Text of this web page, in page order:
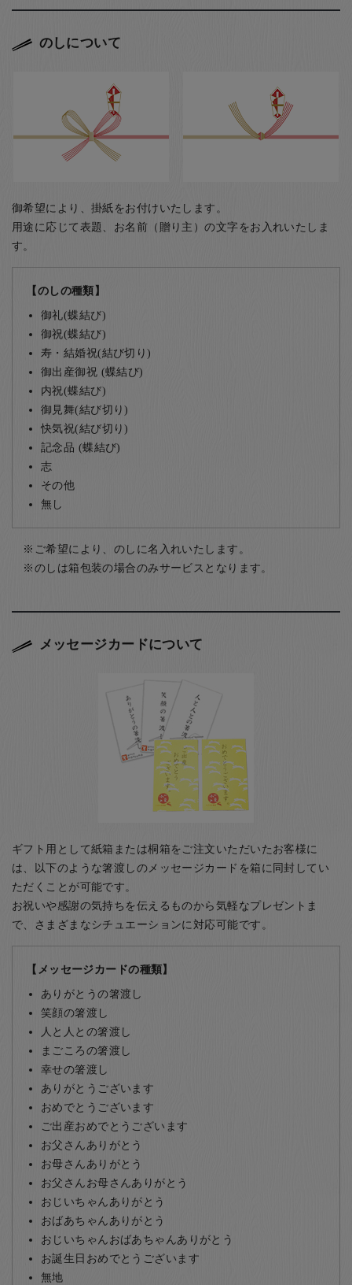
のしについて
御希望により、掛紙をお付けいたします。
用途に応じて表題、お名前（贈り主）の文字をお入れいたしま
す。
【のしの種類】
御礼(蝶結び)
御祝(蝶結び)
寿・結婚祝(結び切り)
御出産御祝 (蝶結び)
内祝(蝶結び)
御見舞(結び切り)
快気祝(結び切り)
記念品 (蝶結び)
志
その他
無し
ご希望により、のしに名入れいたします。
のしは箱包装の場合のみサービスとなります。
メッセージカードについて
ギフト用として紙箱または桐箱をご注文いただいたお客様に
は、以下のような箸渡しのメッセージカードを箱に同封してい
ただくことが可能です。
お祝いや感謝の気持ちを伝えるものから気軽なプレゼントま
で、さまざまなシチュエーションに対応可能です。
【メッセージカードの種類】
ありがとうの箸渡し
笑顔の箸渡し
人と人との箸渡し
まごころの箸渡し
幸せの箸渡し
ありがとうございます
おめでとうございます
ご出産おめでとうございます
お父さんありがとう
お母さんありがとう
お父さんお母さんありがとう
おじいちゃんありがとう
おばあちゃんありがとう
おじいちゃんおばあちゃんありがとう
お誕生日おめでとうございます
無地